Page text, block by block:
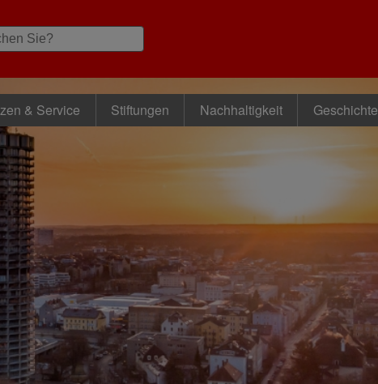
& Service Stiftungen Nachhaltigkeit Geschichte